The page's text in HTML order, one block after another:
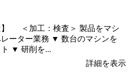
】 ＜加工：検査＞ 製品をマシ
ーター業務 ▼ 数台のマシンを
▼ 研削を...
詳細を表示